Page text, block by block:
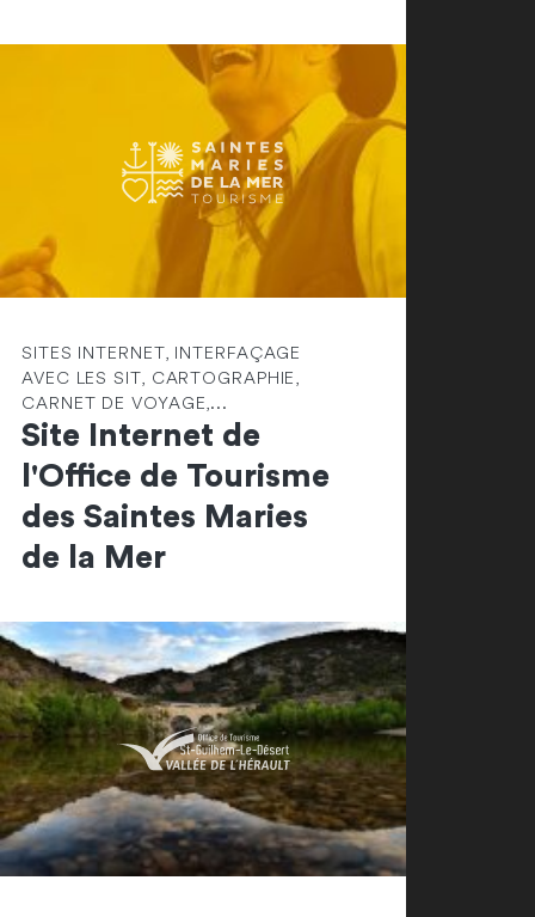
SITES INTERNET, INTERFAÇAGE
AVEC LES SIT, CARTOGRAPHIE,
CARNET DE VOYAGE,...
Site Internet de
l'Office de Tourisme
des Saintes Maries
de la Mer